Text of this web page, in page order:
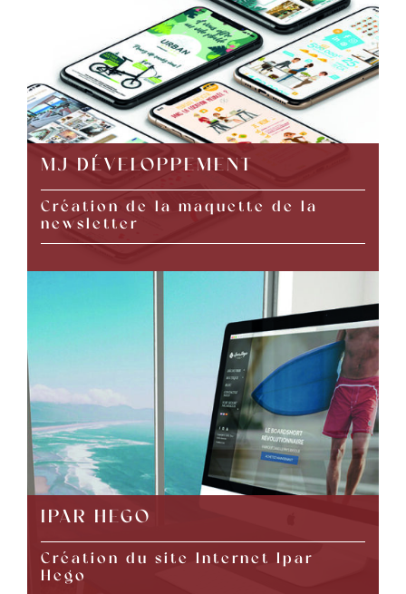
MJ DÉVELOPPEMENT
Création de la maquette de la
newsletter
IPAR HEGO
Création du site Internet Ipar
Hego